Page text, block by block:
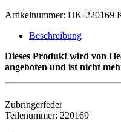
Artikelnummer: HK-220169
Beschreibung
Dieses Produkt wird von
angeboten und ist nicht
Zubringerfeder
Teilenummer: 220169